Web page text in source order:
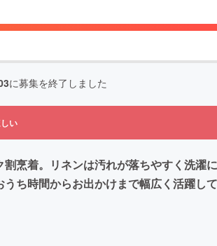
に募集を終了しました
い
烹着。リネンは汚れが落ちやすく洗濯
ち時間からお出かけまで幅広く活躍し